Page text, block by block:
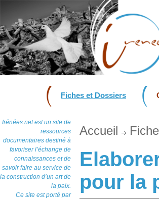
Fiches et Dossiers
Irénées.net est un site de
ressources
documentaires destiné à
favoriser l’échange de
connaissances et de
savoir faire au service de
la construction d’un art de
la paix.
Ce site est porté par
Accueil
pour la